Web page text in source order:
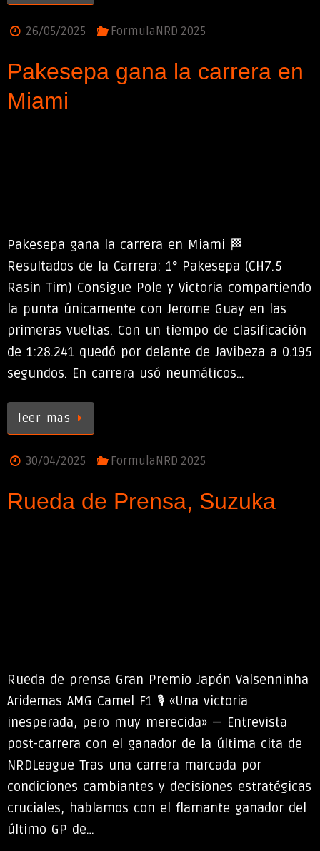
26/05/2025 FormulaNRD 2025
Pakesepa gana la carrera en
Miami
Pakesepa gana la carrera en Miami 🏁
Resultados de la Carrera: 1° Pakesepa (CH7.5
Rasin Tim) Consigue Pole y Victoria compartiendo
la punta únicamente con Jerome Guay en las
primeras vueltas. Con un tiempo de clasificación
de 1:28.241 quedó por delante de Javibeza a 0.195
segundos. En carrera usó neumáticos…
leer mas
30/04/2025 FormulaNRD 2025
Rueda de Prensa, Suzuka
Rueda de prensa Gran Premio Japón Valsenninha
Aridemas AMG Camel F1 🎙️ «Una victoria
inesperada, pero muy merecida» — Entrevista
post-carrera con el ganador de la última cita de
NRDLeague Tras una carrera marcada por
condiciones cambiantes y decisiones estratégicas
cruciales, hablamos con el flamante ganador del
último GP de…